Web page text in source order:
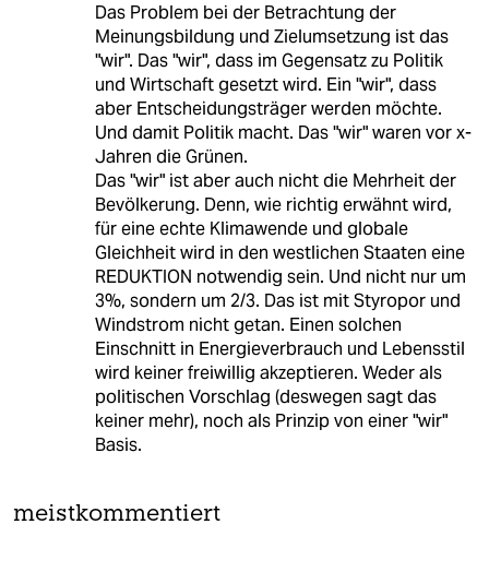
Das Problem bei der Betrachtung der
Meinungsbildung und Zielumsetzung ist das
"wir". Das "wir", dass im Gegensatz zu Politik
und Wirtschaft gesetzt wird. Ein "wir", dass
aber Entscheidungsträger werden möchte.
Und damit Politik macht. Das "wir" waren vor x-
Jahren die Grünen.
Das "wir" ist aber auch nicht die Mehrheit der
Bevölkerung. Denn, wie richtig erwähnt wird,
für eine echte Klimawende und globale
Gleichheit wird in den westlichen Staaten eine
REDUKTION notwendig sein. Und nicht nur um
3%, sondern um 2/3. Das ist mit Styropor und
Windstrom nicht getan. Einen solchen
Einschnitt in Energieverbrauch und Lebensstil
wird keiner freiwillig akzeptieren. Weder als
politischen Vorschlag (deswegen sagt das
keiner mehr), noch als Prinzip von einer "wir"
Basis.
meistkommentiert